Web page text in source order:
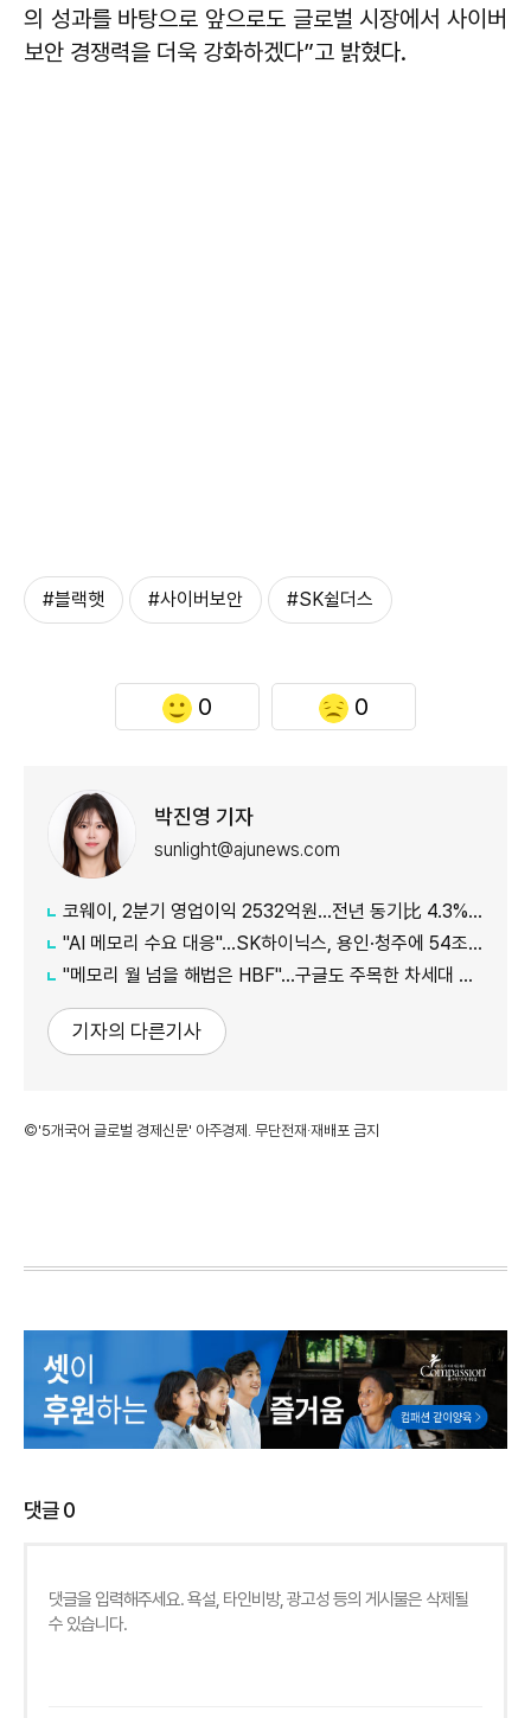
의 성과를 바탕으로 앞으로도 글로벌 시장에서 사이버
보안 경쟁력을 더욱 강화하겠다”고 밝혔다.
#블랙햇 #사이버보안 #SK쉴더스
0 0
박진영 기자
sunlight@ajunews.com
코웨이, 2분기 영업이익 2532억원…전년 동기比 4.3% 증가
"AI 메모리 수요 대응"…SK하이닉스, 용인·청주에 54조원 투자
"메모리 월 넘을 해법은 HBF"…구글도 주목한 차세대 AI 메모리
기자의 다른기사
©'5개국어 글로벌 경제신문' 아주경제. 무단전재·재배포 금지
댓글0